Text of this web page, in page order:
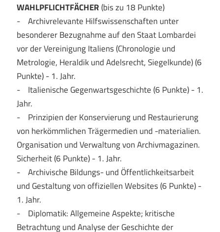
WAHLPFLICHTFÄCHER(bis zu 18 Punkte)
- Archivrelevante Hilfswissenschaften unter
besonderer Bezugnahme auf den Staat Lombardei
vor der Vereinigung Italiens (Chronologie und
Metrologie, Heraldik und Adelsrecht, Siegelkunde) (6
Punkte) - 1. Jahr.
- Italienische Gegenwartsgeschichte (6 Punkte) - 1.
Jahr.
- Prinzipien der Konservierung und Restaurierung
von herkömmlichen Trägermedien und -materialien.
Organisation und Verwaltung von Archivmagazinen.
Sicherheit (6 Punkte) - 1. Jahr.
- Archivische Bildungs- und Öffentlichkeitsarbeit
und Gestaltung von offiziellen Websites (6 Punkte) -
1. Jahr.
- Diplomatik: Allgemeine Aspekte; kritische
Betrachtung und Analyse der Geschichte der